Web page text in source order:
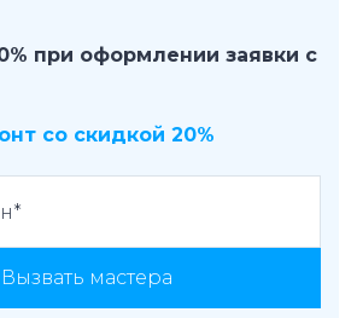
при оформлении заявки с
со скидкой 20%
Вызвать мастера